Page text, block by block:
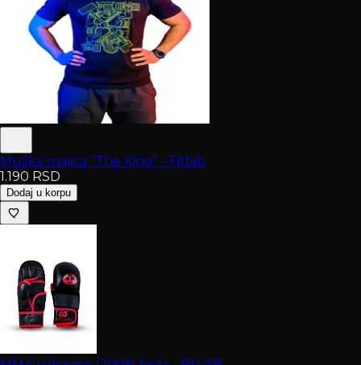
Muška majica "The King" - Fitlab
1.190 RSD
Dodaj u korpu